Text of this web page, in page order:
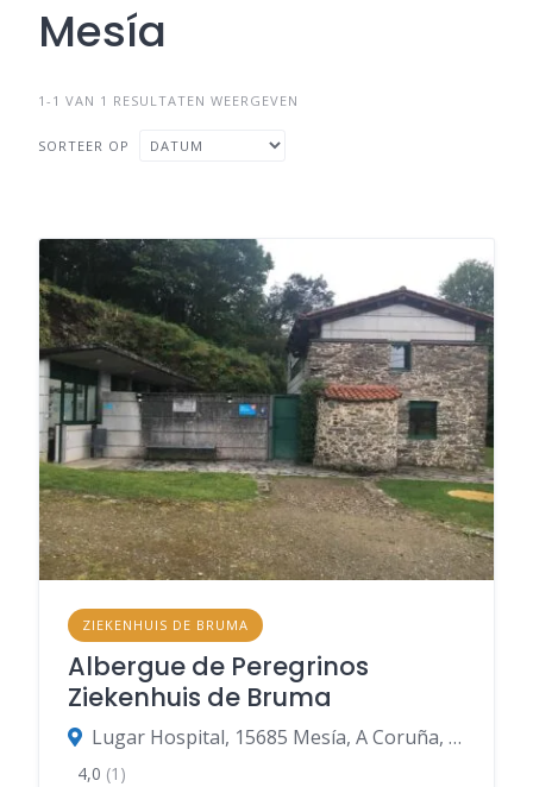
Mesía
1-1 VAN 1 RESULTATEN WEERGEVEN
SORTEER OP
ZIEKENHUIS DE BRUMA
Albergue de Peregrinos
Ziekenhuis de Bruma
Lugar Hospital, 15685 Mesía, A Coruña, Spanje
4,0 (1)